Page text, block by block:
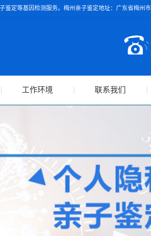
定等基因检测服务。梅州亲子鉴定地址：广东省梅州
工作环境 联系我们